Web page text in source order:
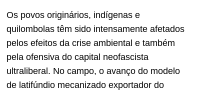
Os povos originários, indígenas e
quilombolas têm sido intensamente afetados
pelos efeitos da crise ambiental e também
pela ofensiva do capital neofascista
ultraliberal. No campo, o avanço do modelo
de latifúndio mecanizado exportador do